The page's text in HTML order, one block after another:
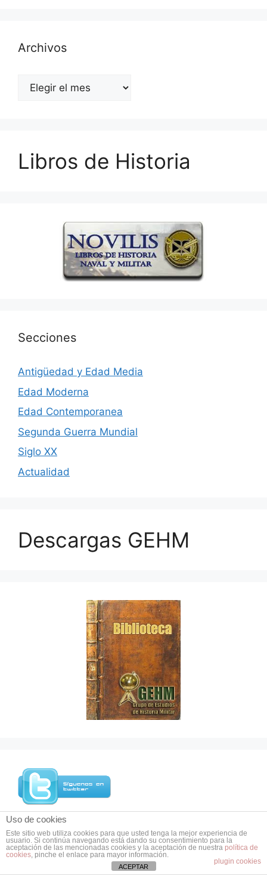
Archivos
Archivos
Libros de Historia
Secciones
Antigüedad y Edad Media
Edad Moderna
Edad Contemporanea
Segunda Guerra Mundial
Siglo XX
Actualidad
Descargas GEHM
Uso de cookies
Este sitio web utiliza cookies para que usted tenga la mejor experiencia de
usuario. Si continúa navegando está dando su consentimiento para la
aceptación de las mencionadas cookies y la aceptación de nuestra política de
cookies, pinche el enlace para mayor información.
plugin cookies
ACEPTAR